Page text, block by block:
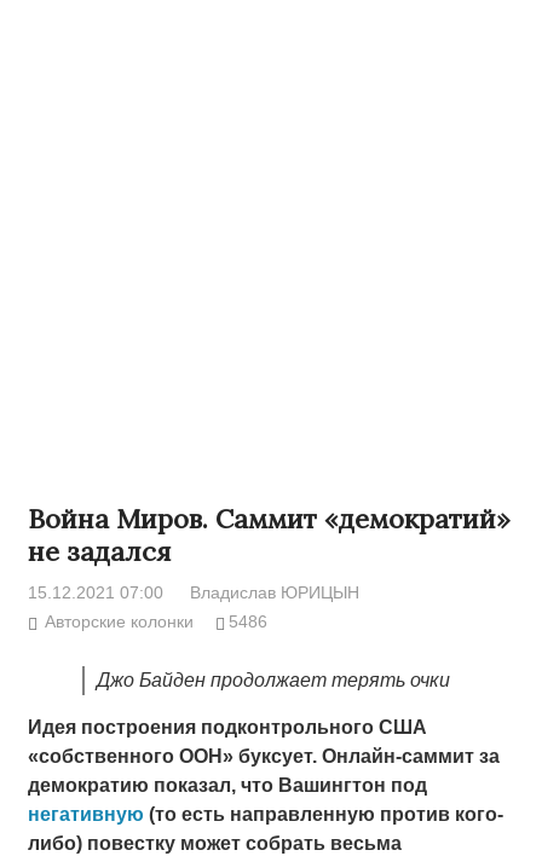
Война Миров. Саммит «демократий»
не задался
15.12.2021 07:00
Владислав ЮРИЦЫН
Авторские колонки
5486
Джо Байден продолжает терять очки
Идея построения подконтрольного США
«собственного ООН» буксует. Онлайн-саммит за
демократию показал, что Вашингтон под
негативную (то есть направленную против кого-
либо) повестку может собрать весьма